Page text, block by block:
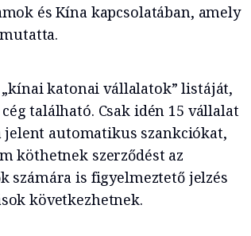
és Kína kapcsolatában, amely
„kínai katonai vállalatok” listáját,
található. Csak idén 15 vállalat
automatikus szankciókat,
köthetnek szerződést az
számára is figyelmeztető jelzés
következhetnek.